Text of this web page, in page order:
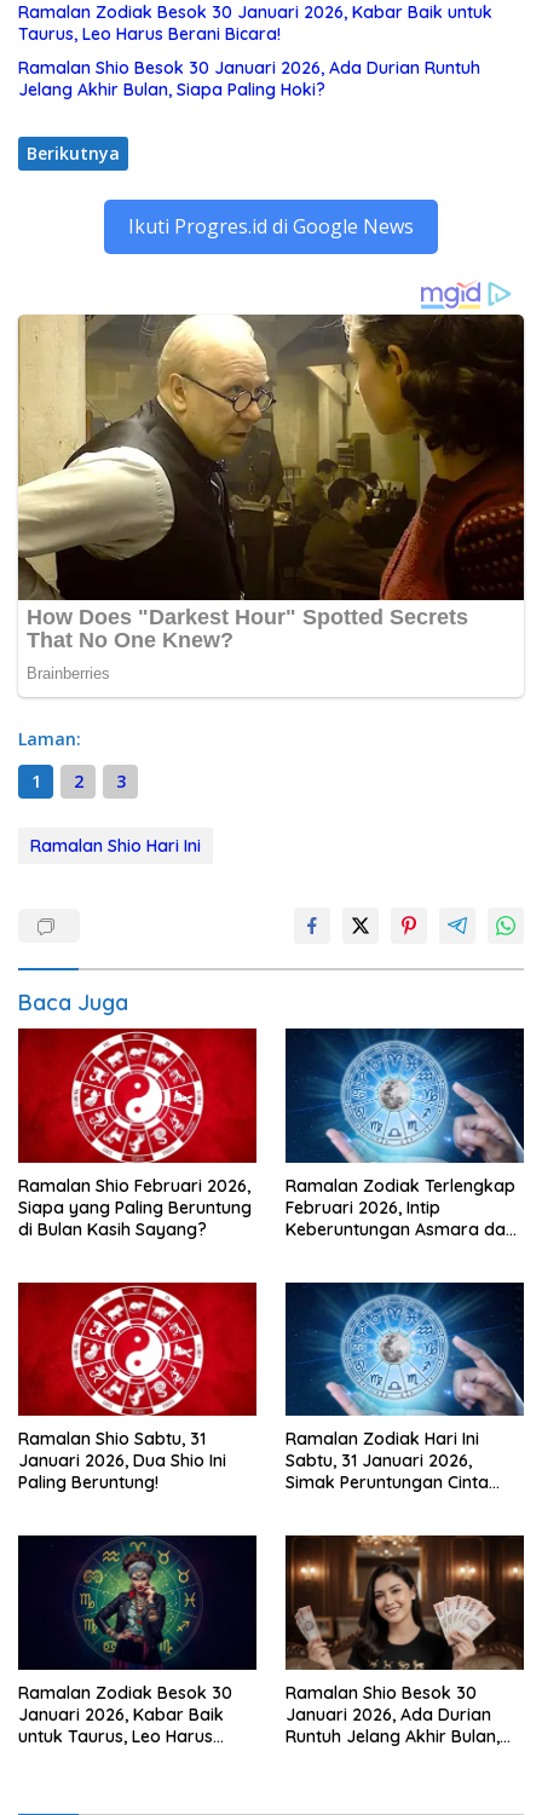
Ramalan Zodiak Besok 30 Januari 2026, Kabar Baik untuk
Taurus, Leo Harus Berani Bicara!
Ramalan Shio Besok 30 Januari 2026, Ada Durian Runtuh
Jelang Akhir Bulan, Siapa Paling Hoki?
Berikutnya
Ikuti Progres.id di Google News
Laman:
1
2 3
Ramalan Shio Hari Ini
Baca Juga
Ramalan Shio Februari 2026,
Siapa yang Paling Beruntung
di Bulan Kasih Sayang?
Ramalan Zodiak Terlengkap
Februari 2026, Intip
Keberuntungan Asmara dan
Ramalan Shio Sabtu, 31
Januari 2026, Dua Shio Ini
Paling Beruntung!
Ramalan Zodiak Hari Ini
Sabtu, 31 Januari 2026,
Simak Peruntungan Cinta
Ramalan Zodiak Besok 30
Januari 2026, Kabar Baik
untuk Taurus, Leo Harus
Ramalan Shio Besok 30
Januari 2026, Ada Durian
Runtuh Jelang Akhir Bulan,